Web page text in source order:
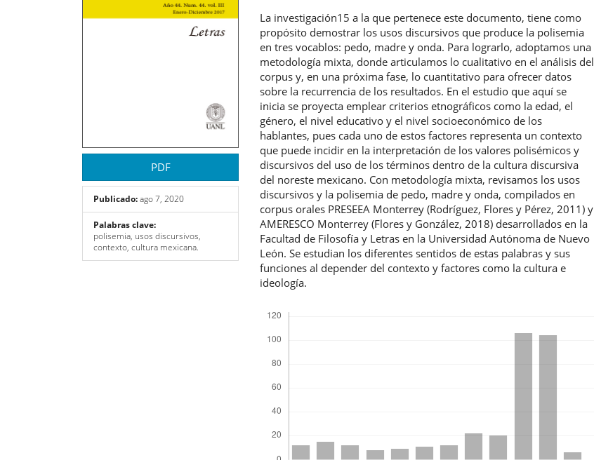
PDF
Publicado:ago 7, 2020
Palabras clave:
polisemia, usos discursivos,
contexto, cultura mexicana.
artículo
La investigación15 a la que pertenece este documento, tiene como
propósito demostrar los usos discursivos que produce la polisemia
en tres vocablos: pedo, madre y onda. Para lograrlo, adoptamos una
metodología mixta, donde articulamos lo cualitativo en el análisis del
corpus y, en una próxima fase, lo cuantitativo para ofrecer datos
sobre la recurrencia de los resultados. En el estudio que aquí se
inicia se proyecta emplear criterios etnográficos como la edad, el
género, el nivel educativo y el nivel socioeconómico de los
hablantes, pues cada uno de estos factores representa un contexto
que puede incidir en la interpretación de los valores polisémicos y
discursivos del uso de los términos dentro de la cultura discursiva
del noreste mexicano. Con metodología mixta, revisamos los usos
discursivos y la polisemia de pedo, madre y onda, compilados en
corpus orales PRESEEA Monterrey (Rodríguez, Flores y Pérez, 2011) y
AMERESCO Monterrey (Flores y González, 2018) desarrollados en la
Facultad de Filosofía y Letras en la Universidad Autónoma de Nuevo
León. Se estudian los diferentes sentidos de estas palabras y sus
funciones al depender del contexto y factores como la cultura e
ideología.